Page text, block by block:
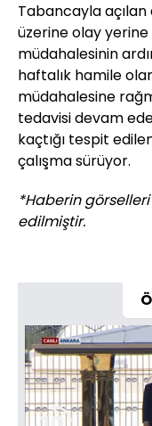
Tabancayla
üzerine olay
müdahalesinin
haftalık hamile
müdahalesine
tedavisi devam
kaçtığı tespit
çalışma sürüyor.
*Haberin görselleri
edilmiştir.